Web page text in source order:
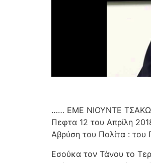
…… ΕΜΕ ΝΙΟΥΝΤΕ
Πεφτα 12 του Απρίλη
Αβρύση του Πολίτα :
Εσούκα τον Τάνου το